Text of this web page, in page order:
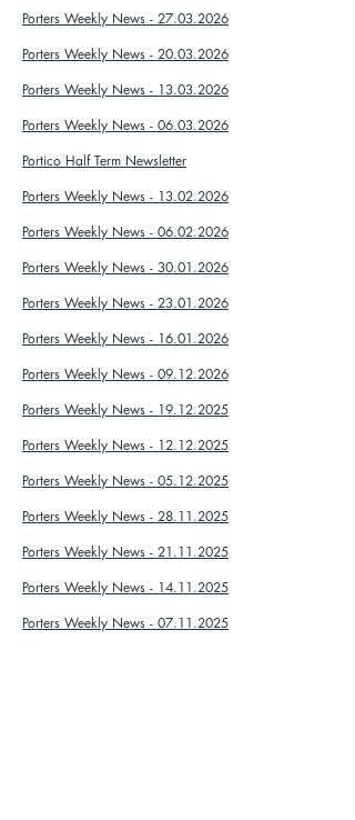
Porters Weekly News - 27.03.2026
Porters Weekly News - 20.03.2026
Porters Weekly News - 13.03.2026
Porters Weekly News - 06.03.2026
Portico Half Term Newsletter
Porters Weekly News - 13.02.2026
Porters Weekly News - 06.02.2026
Porters Weekly News - 30.01.2026
Porters Weekly News - 23.01.2026
Porters Weekly News - 16.01.2026
Porters Weekly News - 09.12.2026
Porters Weekly News - 19.12.2025
Porters Weekly News - 12.12.2025
Porters Weekly News - 05.12.2025
Porters Weekly News - 28.11.2025
Porters Weekly News - 21.11.2025
Porters Weekly News - 14.11.2025
Porters Weekly News - 07.11.2025